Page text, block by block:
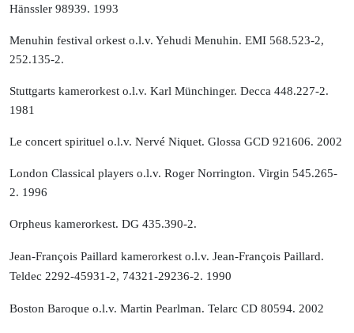
Hänssler 98939. 1993
Menuhin festival orkest o.l.v. Yehudi Menuhin. EMI 568.523-2,
252.135-2.
Stuttgarts kamerorkest o.l.v. Karl Münchinger. Decca 448.227-2.
1981
Le concert spirituel o.l.v. Nervé Niquet. Glossa GCD 921606. 2002
London Classical players o.l.v. Roger Norrington. Virgin 545.265-
2. 1996
Orpheus kamerorkest. DG 435.390-2.
Jean-François Paillard kamerorkest o.l.v. Jean-François Paillard.
Teldec 2292-45931-2, 74321-29236-2. 1990
Boston Baroque o.l.v. Martin Pearlman. Telarc CD 80594. 2002